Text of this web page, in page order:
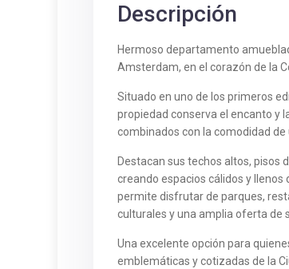
Descripción
Hermoso departamento
Amsterdam, en el corazón de la
Situado en uno de los primeros
propiedad conserva el encanto y
combinados con la comodidad
Destacan sus techos altos, pisos
creando espacios cálidos y llenos
permite disfrutar de parques,
culturales y una amplia oferta de
Una excelente opción para
emblemáticas y cotizadas de la